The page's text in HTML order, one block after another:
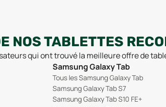
NOS TABLETTES
qui ont trouvé la meilleure offre de
Samsung Galaxy Tab
Tous les Samsung Galaxy Tab
Samsung Galaxy Tab S7
Samsung Galaxy Tab S10 FE+